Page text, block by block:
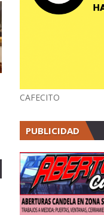
CAFECITO
PUBLICIDAD